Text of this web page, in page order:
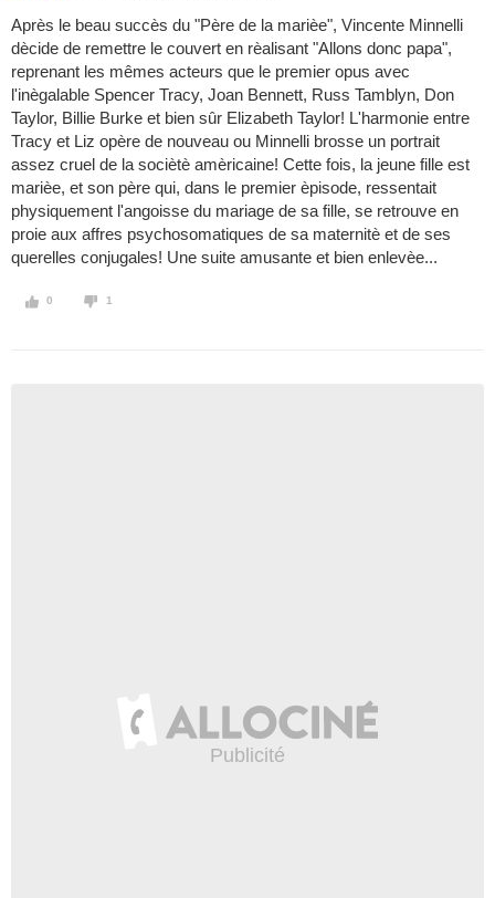
Après le beau succès du "Père de la marièe", Vincente Minnelli
dècide de remettre le couvert en rèalisant "Allons donc papa",
reprenant les mêmes acteurs que le premier opus avec
l'inègalable Spencer Tracy, Joan Bennett, Russ Tamblyn, Don
Taylor, Billie Burke et bien sûr Elizabeth Taylor! L'harmonie entre
Tracy et Liz opère de nouveau ou Minnelli brosse un portrait
assez cruel de la sociètè amèricaine! Cette fois, la jeune fille est
marièe, et son père qui, dans le premier èpisode, ressentait
physiquement l'angoisse du mariage de sa fille, se retrouve en
proie aux affres psychosomatiques de sa maternitè et de ses
querelles conjugales! Une suite amusante et bien enlevèe...
0 1